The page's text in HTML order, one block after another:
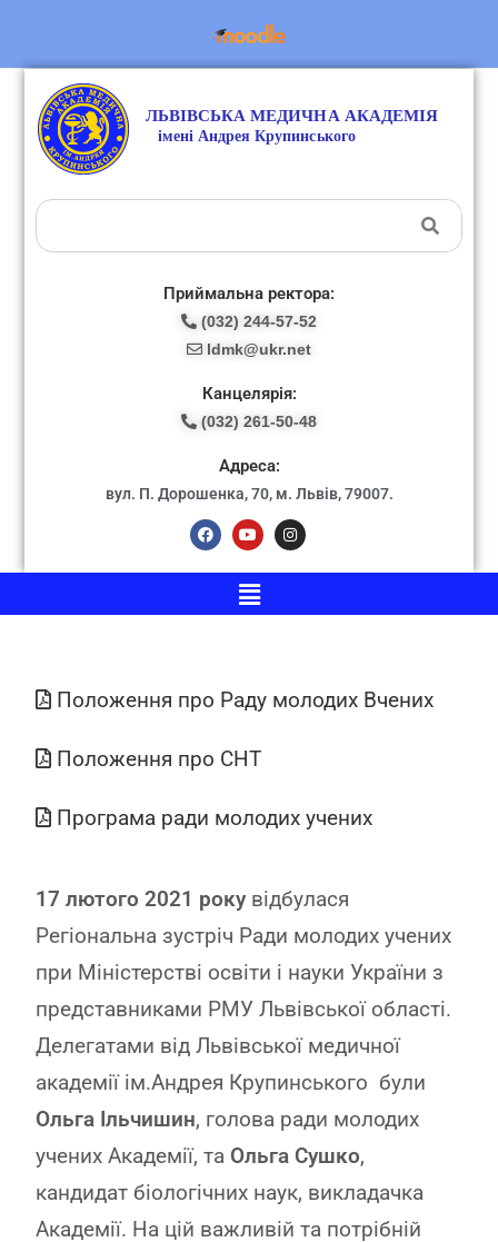
Приймальна ректора:
(032) 244-57-52
ldmk@ukr.net
Канцелярія:
(032) 261-50-48
Адреса:
вул. П. Дорошенка, 70, м. Львів, 79007.
Положення про Раду молодих Вчених
Положення про СНТ
Програма ради молодих учених
17 лютого 2021 рокувідбулася
Регіональна зустріч Ради молодих учених
при Міністерстві освіти і науки України з
представниками РМУ Львівської області.
Делегатами від Львівської медичної
академії ім.Андрея Крупинського були
Ольга Ільчишин, голова ради молодих
учених Академії, та Ольга Сушко,
кандидат біологічних наук, викладачка
Академії. На цій важливій та потрібній